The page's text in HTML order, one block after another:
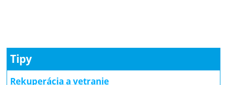
Tipy
Rekuperácia a vetranie